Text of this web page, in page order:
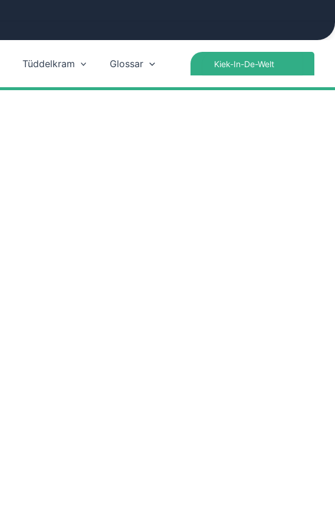
Tüddelkram Glossar